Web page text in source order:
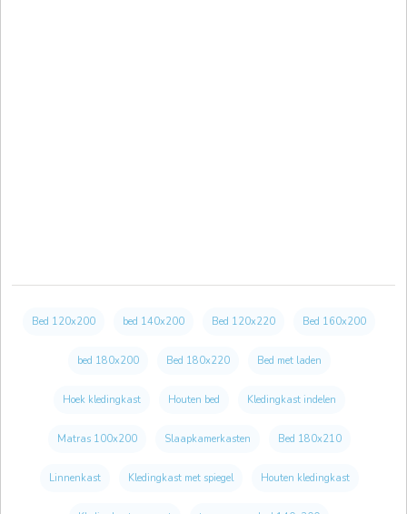
Bed 120x200 bed 140x200 Bed 120x220 Bed 160x200
bed 180x200 Bed 180x220 Bed met laden
Hoek kledingkast Houten bed Kledingkast indelen
Matras 100x200 Slaapkamerkasten Bed 180x210
Linnenkast Kledingkast met spiegel Houten kledingkast